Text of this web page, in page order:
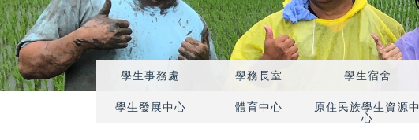
學生事務處 學務長室 學生宿舍
學生發展中心 體育中心
原住民族學生資源中
心